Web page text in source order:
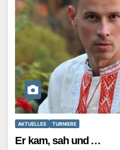
AKTUELLES TURNIERE
Er kam, sah und …